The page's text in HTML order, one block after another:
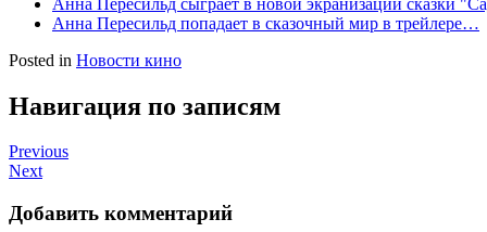
Анна Пересильд попадает в сказочный мир в трейлере…
Posted in Новости кино
Навигация по записям
Previous
Next
Добавить комментарий